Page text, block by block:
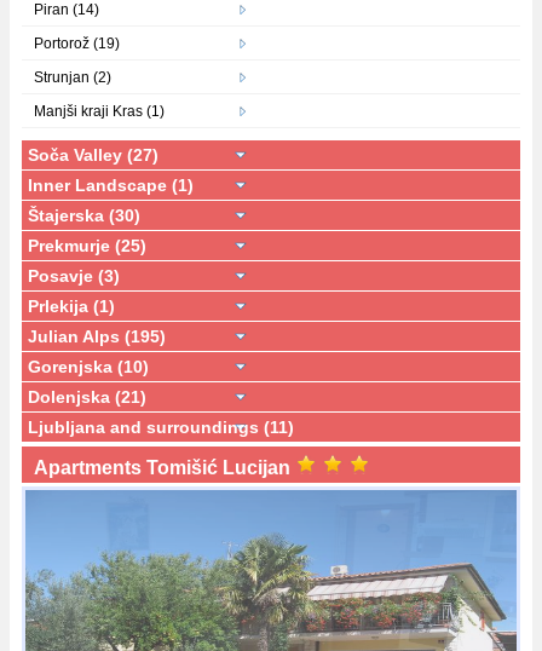
Piran (14)
Portorož (19)
Strunjan (2)
Manjši kraji Kras (1)
Soča Valley (27)
Inner Landscape (1)
Štajerska (30)
Prekmurje (25)
Posavje (3)
Prlekija (1)
Julian Alps (195)
Gorenjska (10)
Dolenjska (21)
Ljubljana and surroundings (11)
Apartments Tomišić Lucijan